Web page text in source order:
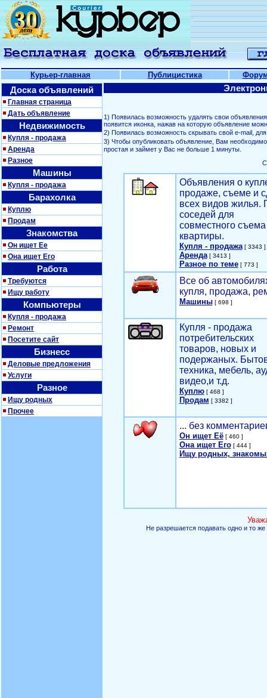
Курьер-главная Публицистика
Доска объявлений
Главная страница
Дать объявление
Недвижимость
Купля - продажа
Аренда
Разное
Машины
Купля - продажа
Барахолка
Куплю
Продам
Знакомства
Он ищет Ее
Она ищет Его
Работа
Требуются
Ищу работу
Компьютеры
Купля - продажа
Ремонт
Посетите сайт
Бизнесс
Деловые предложения
Услуги
Разное
Ищу родных
Прочее
1) Появилась возможность удалять свои
появится иконка, нажав на которую объявление
2) Появилась возможность скрывать свой е-mail,
3) Чтобы опубликовать объявление, Вам
простая и займет у Вас не больше 1 минуты.
Объявления о
продаже, съеме и
всех видов жилья.
соседей для
совместного съема
квартиры.
Купля - продажа[ 3343 ]
Аренда[ 3413 ]
Разное по теме[ 773 ]
Все об
купля, продажа,
Машины[ 698 ]
Купля - продажа
потребительских
товаров, новых и
подержаных.
техника, мебель,
видео,и т.д.
Куплю[ 468 ]
Продам [ 3382 ]
... без
Он ищет Её[ 460 ]
Она ищет Его[ 444 ]
Ищу родных,
Не разрешается подавать одно и то